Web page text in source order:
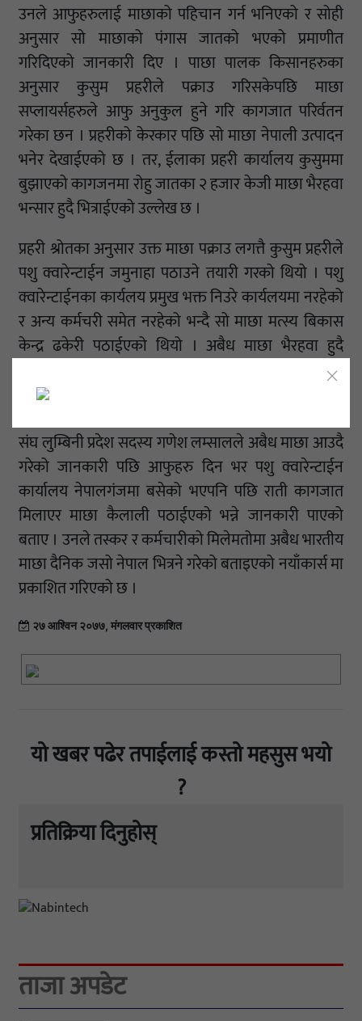
उनले आफुहरुलाई माछाको पहिचान गर्न भनिएको र सोही
अनुसार सो माछाको पंगास जातको भएको प्रमाणीत
गरिदिएको जानकारी दिए । पाछा पालक किसानहरुका
अनुसार कुसुम प्रहरीले पक्राउ गरिसकेपछि माछा
सप्लायर्सहरुले आफु अनुकुल हुने गरि कागजात परिर्वतन
गरेका छन । प्रहरीको केरकार पछि सो माछा नेपाली उत्पादन
भनेर देखाईएको छ । तर, ईलाका प्रहरी कार्यालय कुसुममा
बुझाएको कागजनमा रोहु जातका २ हजार केजी माछा भैरहवा
भन्सार हुदै भित्राईएको उल्लेख छ ।
प्रहरी श्रोतका अनुसार उक्त माछा पक्राउ लगत्तै कुसुम प्रहरीले
पशु क्वारेन्टाईन जमुनाहा पठाउने तयारी गरको थियो । पशु
क्वारेन्टाईनका कार्यलय प्रमुख भक्त निउरे कार्यलयमा नरहेको
र अन्य कर्मचरी समेत नरहेको भन्दै सो माछा मत्स्य बिकास
केन्द्र ढकेरी पठाईएको थियो । अबैध माछा भैरहवा हुदै
कैलाली पुगे पनि जिम्मेवार निकाय मने तै चुप मै चुप बसेर
तस्करहरुलाई सघाउ पुर्याई रहेको माछा उत्पादक संघ बाँकेका
संघ लुम्बिनी प्रदेश सदस्य गणेश लम्सालले अबैध माछा आउदै
गरेको जानकारी पछि आफुहरु दिन भर पशु क्वारेन्टाईन
कार्यालय नेपालगंजमा बसेको भएपनि पछि राती कागजात
मिलाएर माछा कैलाली पठाईएको भन्ने जानकारी पाएको
बताए । उनले तस्कर र कर्मचारीको मिलेमतोमा अबैध भारतीय
माछा दैनिक जसो नेपाल भित्रने गरेको बताइएको नयाँकार्स मा
प्रकाशित गरिएको छ ।
२७ आश्विन २०७७, मंगलवार प्रकाशित
यो खबर पढेर तपाईलाई कस्तो महसुस भयो
?
प्रतिक्रिया दिनुहोस्
ताजा अपडेट